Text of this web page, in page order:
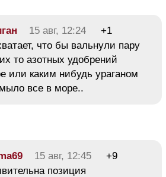
15 авг, 12:24
+1
что бы вальнули пару
то азотных удобрений
или каким нибудь ураганом
все в море..
15 авг, 12:45
+9
позиция